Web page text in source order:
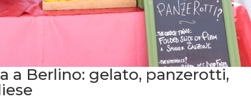
a Berlino: gelato, panzerotti,